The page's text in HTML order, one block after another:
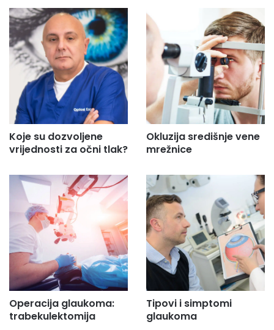
Koje su dozvoljene
vrijednosti za očni tlak?
Okluzija središnje vene
mrežnice
Operacija glaukoma:
trabekulektomija
Tipovi i simptomi
glaukoma